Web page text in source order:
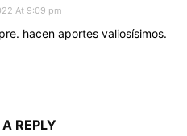
At 9:09 pm
hacen aportes valiosísimos.
REPLY